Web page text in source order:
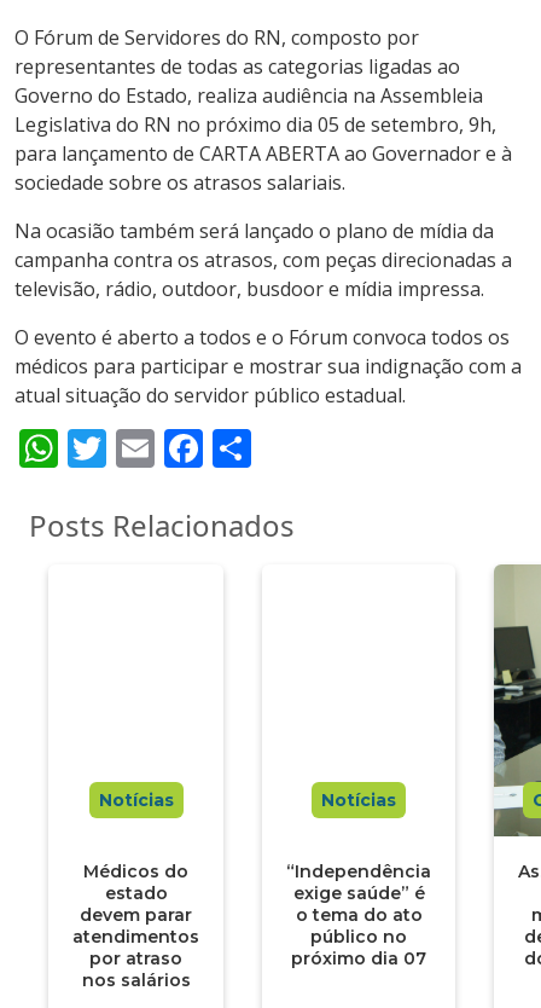
O Fórum de Servidores do RN, composto por
representantes de todas as categorias ligadas ao
Governo do Estado, realiza audiência na Assembleia
Legislativa do RN no próximo dia 05 de setembro, 9h,
para lançamento de CARTA ABERTA ao Governador e à
sociedade sobre os atrasos salariais.
Na ocasião também será lançado o plano de mídia da
campanha contra os atrasos, com peças direcionadas a
televisão, rádio, outdoor, busdoor e mídia impressa.
O evento é aberto a todos e o Fórum convoca todos os
médicos para participar e mostrar sua indignação com a
atual situação do servidor público estadual.
WhatsApp
Twitter
EmailFacebook
Posts Relacionados
Notícias
Médicos do
estado
devem parar
atendimentos
por atraso
nos salários
Notícias
“Independência
exige saúde” é
o tema do ato
público no
próximo dia 07